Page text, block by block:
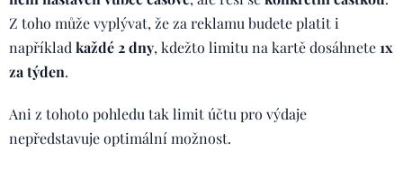
Z toho může vyplývat, že za reklamu budete platit i
například každé 2 dny, kdežto limitu na kartě dosáhnete1x
za týden.
Ani z tohoto pohledu tak limit účtu pro výdaje
nepředstavuje optimální možnost.